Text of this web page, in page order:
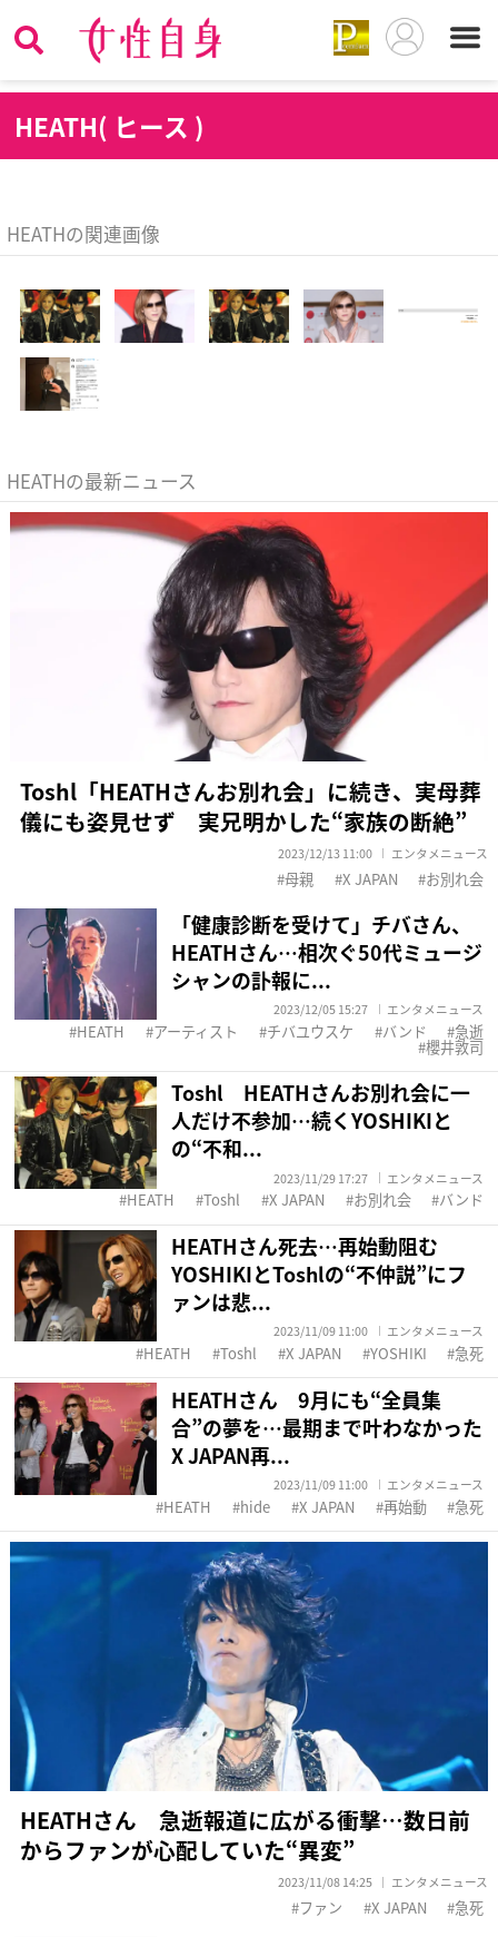
HEATH( ヒース )
HEATHの関連画像
HEATHの最新ニュース
Toshl「HEATHさんお別れ会」に続き、実母葬
儀にも姿見せず 実兄明かした“家族の断絶”
2023/12/13 11:00 エンタメニュース
母親 X JAPAN お別れ会
「健康診断を受けて」チバさん、
HEATHさん…相次ぐ50代ミュージ
シャンの訃報に...
2023/12/05 15:27 エンタメニュース
HEATH アーティスト チバユウスケ バンド 急逝
櫻井敦司
Toshl HEATHさんお別れ会に一
人だけ不参加…続くYOSHIKIと
の“不和...
2023/11/29 17:27 エンタメニュース
HEATH Toshl X JAPAN お別れ会 バンド
HEATHさん死去…再始動阻む
YOSHIKIとToshlの“不仲説”にフ
ァンは悲...
2023/11/09 11:00 エンタメニュース
HEATH Toshl X JAPAN YOSHIKI 急死
HEATHさん 9月にも“全員集
合”の夢を…最期まで叶わなかった
X JAPAN再...
2023/11/09 11:00 エンタメニュース
HEATH hide X JAPAN 再始動 急死
HEATHさん 急逝報道に広がる衝撃…数日前
からファンが心配していた“異変”
2023/11/08 14:25 エンタメニュース
ファン X JAPAN 急死